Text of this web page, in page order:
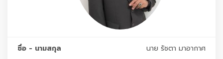
ชื่อ - นามสกุล นาย รัชตา มาอากาศ